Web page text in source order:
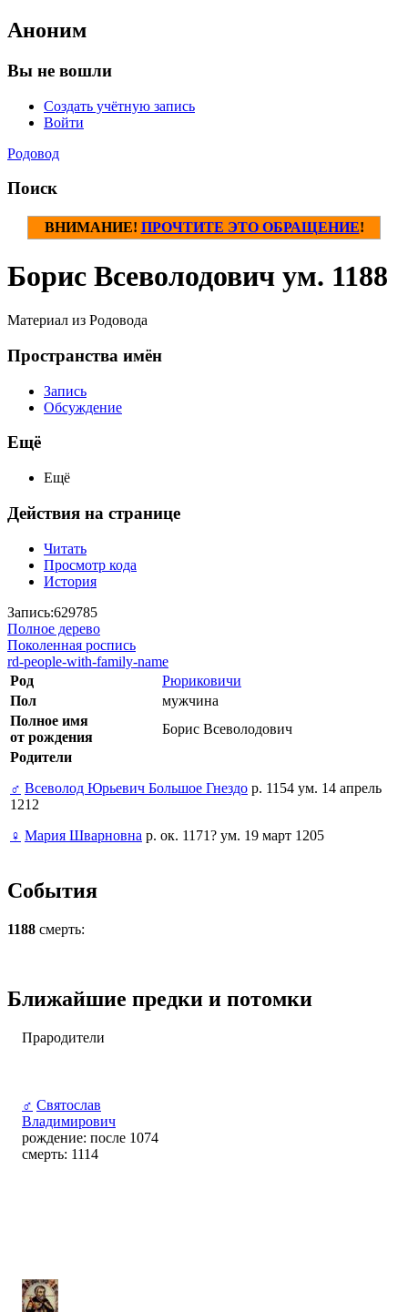
Аноним
Вы не вошли
Создать учётную запись
Войти
Родовод
Поиск
ВНИМАНИЕ! ПРОЧТИТЕ ЭТО ОБРАЩЕНИЕ!
Борис Всеволодович ум. 1188
Материал из Родовода
Пространства имён
Запись
Обсуждение
Ещё
Ещё
Действия на странице
Читать
Просмотр кода
История
Запись:629785
Полное дерево
Поколенная роспись
rd-people-with-family-name
Род
Рюриковичи
Пол
мужчина
Полное имя
от рождения
Борис Всеволодович
Родители
♂ Всеволод Юрьевич Большое Гнездо р. 1154 ум. 14 апрель
1212
♀ Мария Шварновна р. ок. 1171? ум. 19 март 1205
События
1188 смерть:
Ближайшие предки и потомки
Прародители
♂ Святослав
Владимирович
рождение: после 1074
смерть: 1114